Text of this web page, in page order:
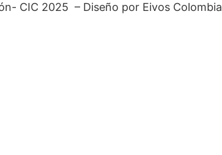
CIC 2025 – Diseño por Eivos Colombia